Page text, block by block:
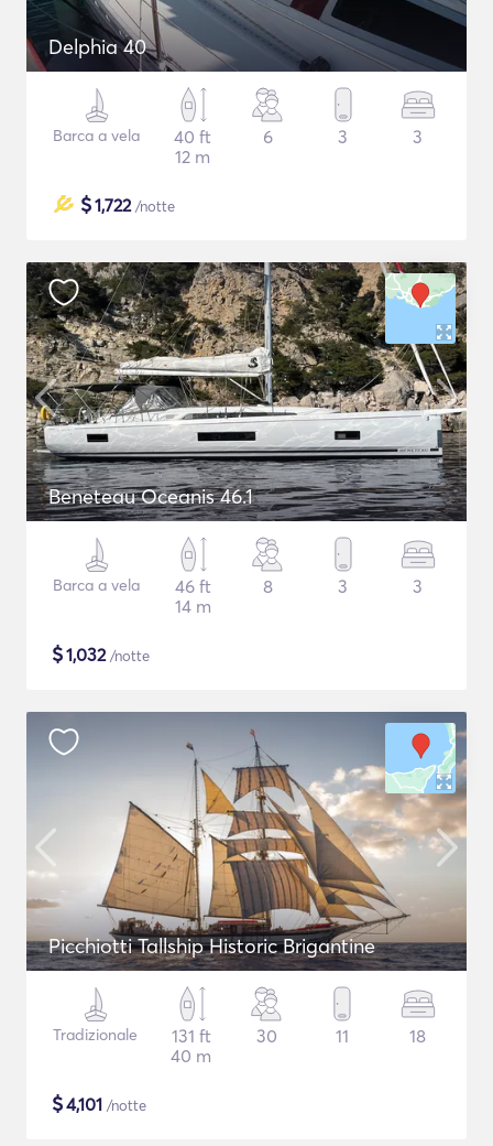
Delphia 40
Barca a vela
40 ft
12 m
6 3 3
$1,722/notte
Beneteau Oceanis 46.1
Barca a vela
46 ft
14 m
8 3 3
$1,032/notte
Picchiotti Tallship Historic Brigantine
Tradizionale
131 ft
40 m
30 11 18
$4,101 /notte